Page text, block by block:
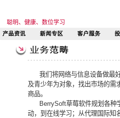
聪明、健康、数位学习
我们将网络与信息设备做最
及青少年为对象，找出市场的需
商品。
BerrySoft草莓软件规划各种
动，到在线学习；从代理国际知